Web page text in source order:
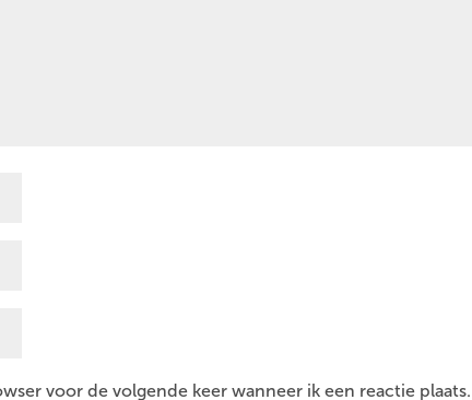
voor de volgende keer wanneer ik een reactie plaats.